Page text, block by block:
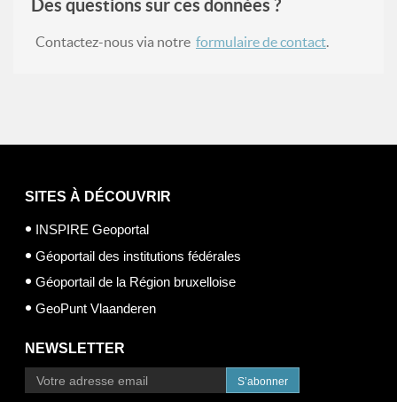
Des questions sur ces données ?
Contactez-nous via notre formulaire de contact.
SITES À DÉCOUVRIR
INSPIRE Geoportal
Géoportail des institutions fédérales
Géoportail de la Région bruxelloise
GeoPunt Vlaanderen
NEWSLETTER
S’abonner